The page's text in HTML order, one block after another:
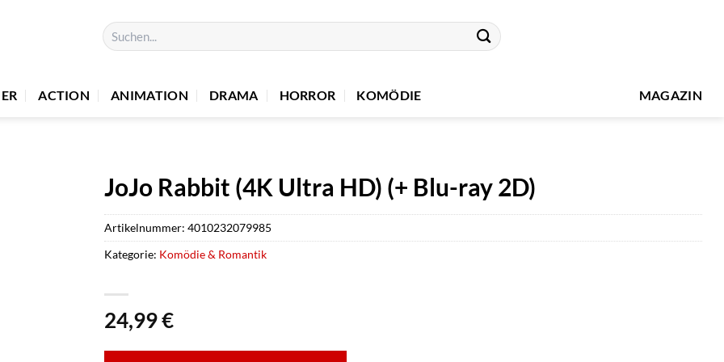
Suchen
nach:
ACTION ANIMATION DRAMA HORROR KOMÖDIE MAGAZIN
JoJo Rabbit (4K Ultra HD) (+ Blu-ray 2D)
24,99€
Artikelnummer: 4010232079985
Kategorie: Komödie & Romantik